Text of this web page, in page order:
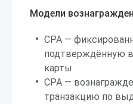
Модели
CPA —
подтверждённую
карты
CPA —
транзакцию по